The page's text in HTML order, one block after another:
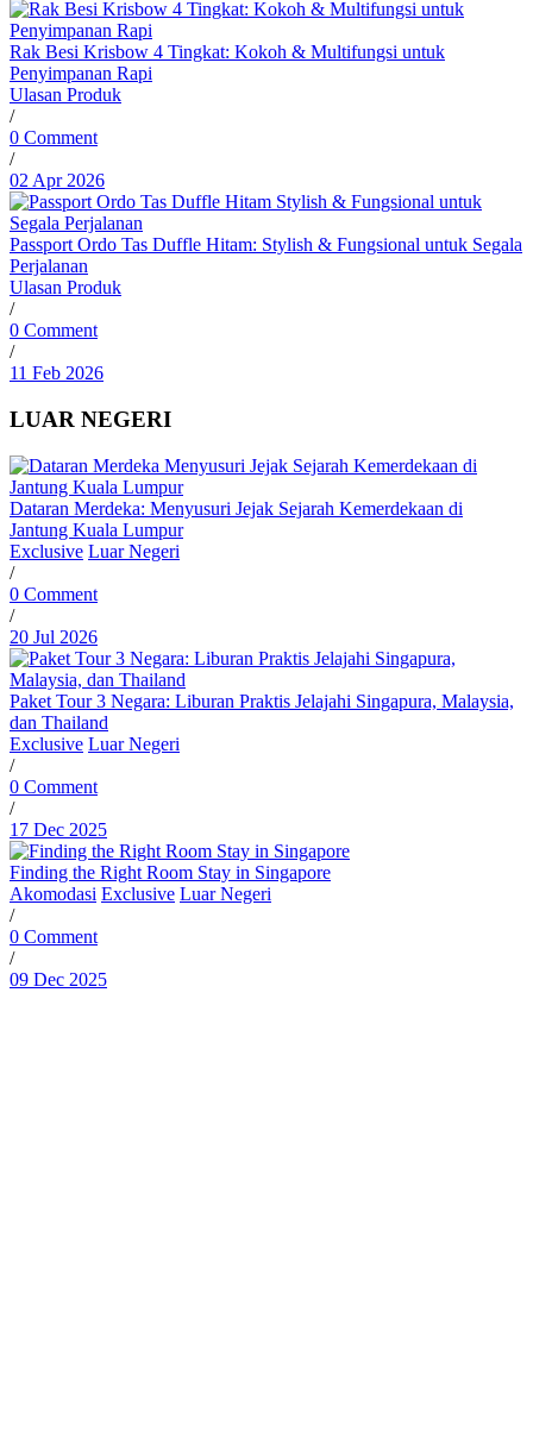
Rak Besi Krisbow 4 Tingkat: Kokoh & Multifungsi untuk
Penyimpanan Rapi
Ulasan Produk
/
0 Comment
/
02 Apr 2026
Passport Ordo Tas Duffle Hitam: Stylish & Fungsional untuk Segala
Perjalanan
Ulasan Produk
/
0 Comment
/
11 Feb 2026
LUAR NEGERI
Dataran Merdeka: Menyusuri Jejak Sejarah Kemerdekaan di
Jantung Kuala Lumpur
Exclusive Luar Negeri
/
0 Comment
/
20 Jul 2026
Paket Tour 3 Negara: Liburan Praktis Jelajahi Singapura, Malaysia,
dan Thailand
Exclusive Luar Negeri
/
0 Comment
/
17 Dec 2025
Finding the Right Room Stay in Singapore
Akomodasi Exclusive Luar Negeri
/
0 Comment
/
09 Dec 2025